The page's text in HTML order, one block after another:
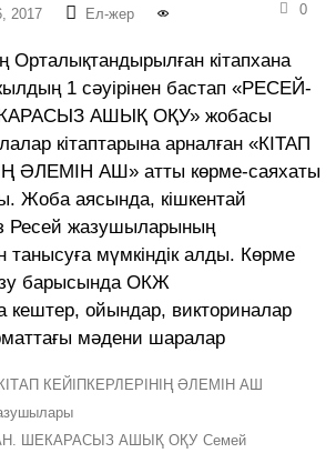
2017 Ел-жер 0
кітапхана
1 сәуірінен бастап «РЕСЕЙ-
АШЫҚ ОҚУ» жобасы
кітаптарына арналған «КІТАП
ӘЛЕМІН АШ» атты көрме-саяхаты
Жоба аясында, кішкентай
Ресей жазушыларының
мүмкіндік алды. Көрме
барысында ОКЖ
кештер, ойындар, викториналар
мәдени шаралар
КІТАП КЕЙІПКЕРЛЕРІНІҢ ӘЛЕМІН АШ
ШЕКАРАСЫЗ АШЫҚ ОҚУ Семей